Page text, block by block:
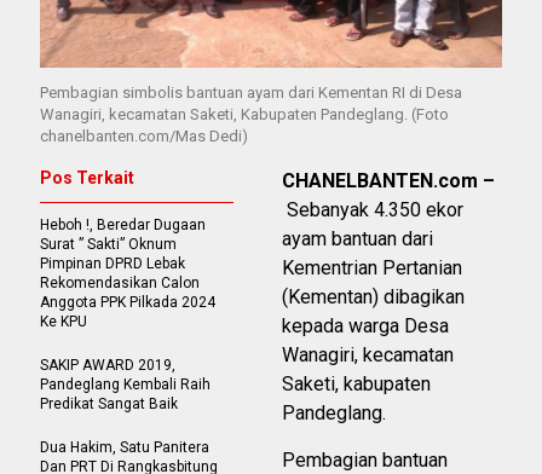
Pembagian simbolis bantuan ayam dari Kementan RI di Desa
Wanagiri, kecamatan Saketi, Kabupaten Pandeglang. (Foto
chanelbanten.com/Mas Dedi)
CHANELBANTEN.com –
Sebanyak 4.350 ekor
ayam bantuan dari
Kementrian Pertanian
(Kementan) dibagikan
kepada warga Desa
Wanagiri, kecamatan
Saketi, kabupaten
Pandeglang.
Pembagian bantuan
Pos Terkait
Heboh !, Beredar Dugaan
Surat ” Sakti” Oknum
Pimpinan DPRD Lebak
Rekomendasikan Calon
Anggota PPK Pilkada 2024
Ke KPU
SAKIP AWARD 2019,
Pandeglang Kembali Raih
Predikat Sangat Baik
Dua Hakim, Satu Panitera
Dan PRT Di Rangkasbitung